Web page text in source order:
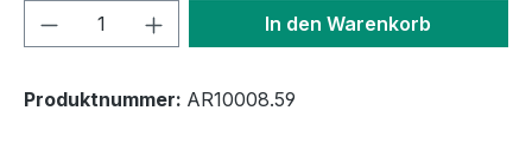
Produkt Anzahl: Gib denIn den Warenkorb
Produktnummer: AR10008.59